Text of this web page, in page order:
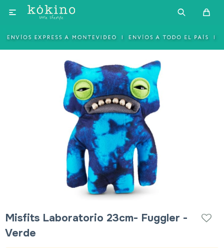

Misfits Laboratorio 23cm- Fuggler -
Verde